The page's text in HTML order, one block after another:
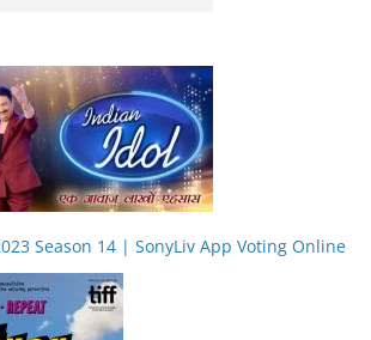
Season 14 | SonyLiv App Voting Online